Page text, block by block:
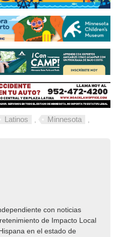
Latinos , Minnesota ,
con noticias
de Impacto Local​​
en el estado de